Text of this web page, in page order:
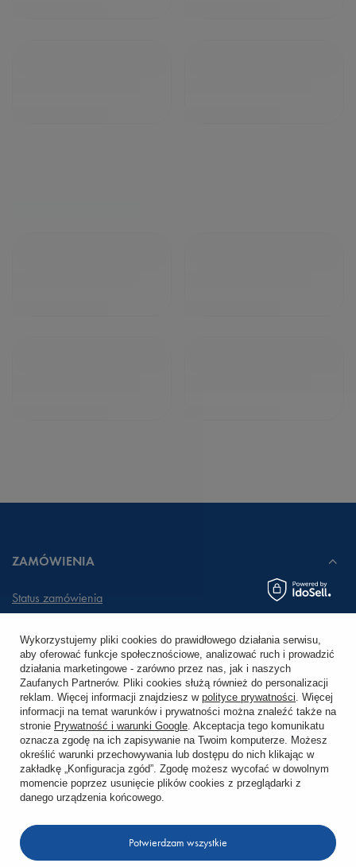
ZAMÓWIENIA
Status zamówienia
Chcę zareklamować produkt
Chcę zwrócić produkt
Chcę wymienić towar
KONTO
KONTAKT
Wykorzystujemy pliki cookies do prawidłowego działania serwisu,
aby oferować funkcje społecznościowe, analizować ruch i prowadzić
działania marketingowe - zarówno przez nas, jak i naszych
Zaufanych Partnerów. Pliki cookies służą również do personalizacji
reklam. Więcej informacji znajdziesz w polityce prywatności. Więcej
informacji na temat warunków i prywatności można znaleźć także na
stronie Prywatność i warunki Google. Akceptacja tego komunikatu
oznacza zgodę na ich zapisywanie na Twoim komputerze. Możesz
określić warunki przechowywania lub dostępu do nich klikając w
zakładkę „Konfiguracja zgód”. Zgodę możesz wycofać w dowolnym
momencie poprzez usunięcie plików cookies z przeglądarki z
danego urządzenia końcowego.
Potwierdzam wszystkie